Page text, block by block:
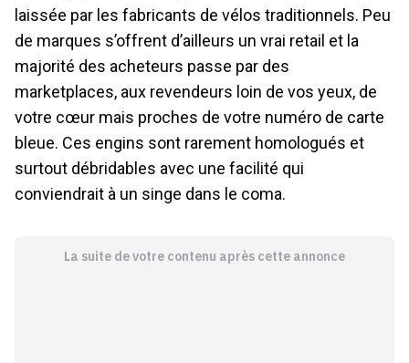
laissée par les fabricants de vélos traditionnels. Peu
de marques s’offrent d’ailleurs un vrai retail et la
majorité des acheteurs passe par des
marketplaces, aux revendeurs loin de vos yeux, de
votre cœur mais proches de votre numéro de carte
bleue. Ces engins sont rarement homologués et
surtout débridables avec une facilité qui
conviendrait à un singe dans le coma.
La suite de votre contenu après cette annonce